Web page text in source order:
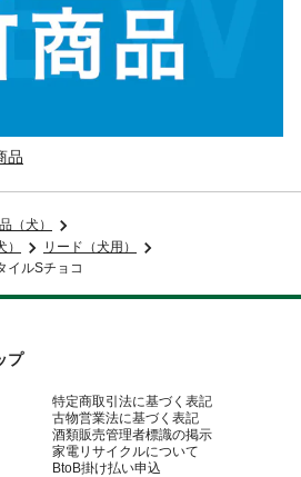
品
（犬）
リード（犬用）
イルSチョコ
プ
特定商取引法に基づく表記
古物営業法に基づく表記
酒類販売管理者標識の掲示
家電リサイクルについて
BtoB掛け払い申込